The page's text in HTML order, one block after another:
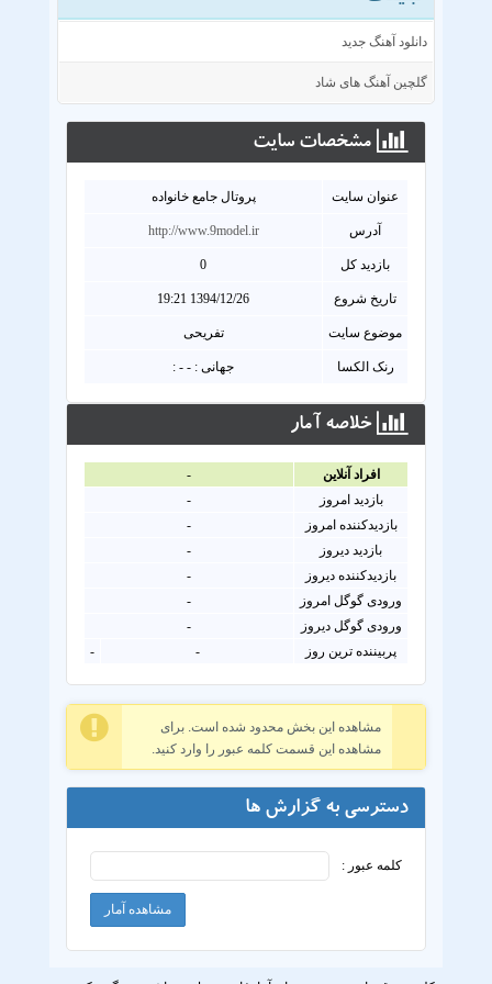
دانلود آهنگ جدید
گلچین آهنگ های شاد
مشخصات سايت
عنوان سايت پروتال جامع خانواده
آدرس http://www.9model.ir
بازدید کل 0
تاریخ شروع 1394/12/26 19:21
موضوع سایت تفریحی
رنک الکسا جهانی : - - :
خلاصه آمار
افراد آنلاين
-
بازدید امروز
-
بازدیدکننده امروز
-
بازدید دیروز
-
بازدیدکننده دیروز
-
ورودی گوگل امروز
-
ورودی گوگل دیروز
-
پربیننده ترین روز
-
-
مشاهده این بخش محدود شده است. برای
مشاهده این قسمت کلمه عبور را وارد کنید.
دسترسی به گزارش ها
کلمه عبور :